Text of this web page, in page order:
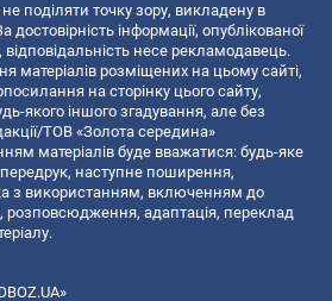
поділяти точку зору, викладену в
достовірність інформації, опублікованої
несе рекламодавець.
матеріалів розміщених на цьому сайті,
на сторінку цього сайту,
якого іншого згадування, але без
ТОВ «Золота середина»
матеріалів буде вважатися: будь-яке
наступне поширення,
з використанням, включенням до
розповсюдження, адаптація, переклад